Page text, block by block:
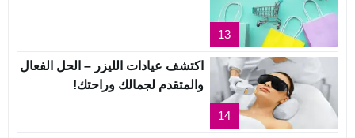
13
14
اكتشف عيادات الليزر – الحل الفعال
والمتقدم لجمالك وراحتك!